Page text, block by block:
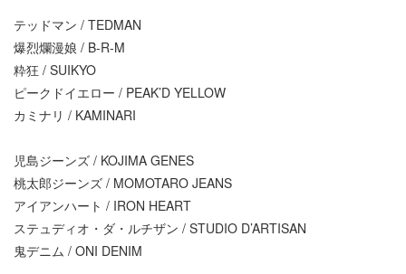
テッドマン / TEDMAN
爆烈爛漫娘 / B-R-M
粋狂 / SUIKYO
ピークドイエロー / PEAK’D YELLOW
カミナリ / KAMINARI
児島ジーンズ / KOJIMA GENES
桃太郎ジーンズ / MOMOTARO JEANS
アイアンハート / IRON HEART
ステュディオ・ダ・ルチザン / STUDIO D’ARTISAN
鬼デニム / ONI DENIM